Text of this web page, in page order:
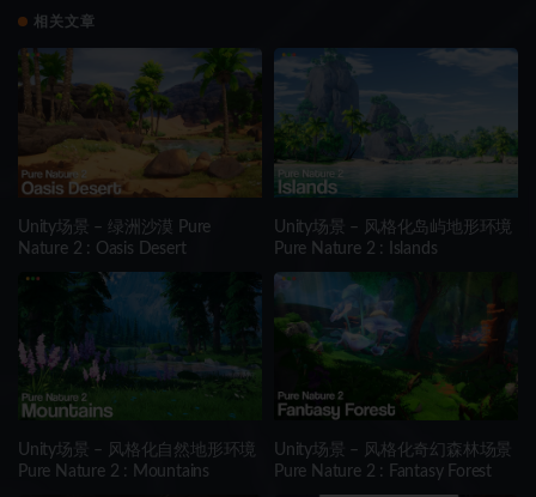
相关文章
Unity场景 – 绿洲沙漠 Pure
Nature 2 : Oasis Desert
Unity场景 – 风格化岛屿地形环境
Pure Nature 2 : Islands
Unity场景 – 风格化自然地形环境
Pure Nature 2 : Mountains
Unity场景 – 风格化奇幻森林场景
Pure Nature 2 : Fantasy Forest